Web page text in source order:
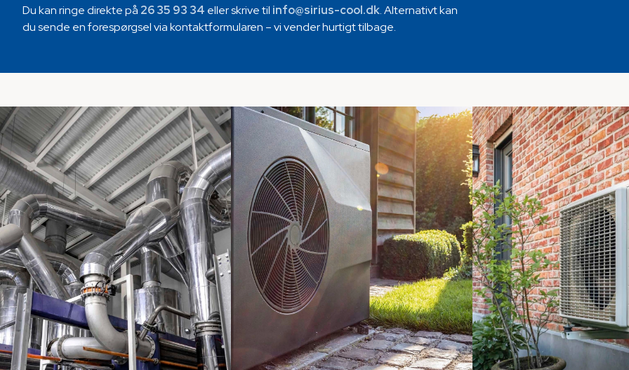
Du kan ringe direkte på 26 35 93 34 eller skrive til info@sirius-cool.dk. Alternativt kan
du sende en forespørgsel via kontaktformularen – vi vender hurtigt tilbage.